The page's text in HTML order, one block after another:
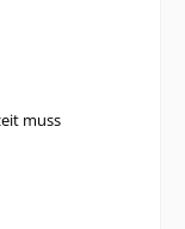
muss